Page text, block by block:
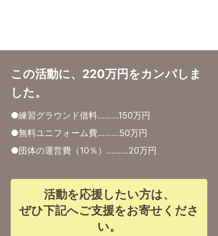
この活動に、220万円をカンパしま
した。
●練習グラウンド借料………150万円
●無料ユニフォーム費………50万円
●団体の運営費（10％）………20万円
活動を応援したい方は、
ぜひ下記へご支援をお寄せくださ
い。